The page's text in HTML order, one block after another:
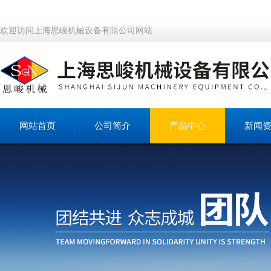
欢迎访问上海思峻机械设备有限公司网站
网站首页 公司简介 产品中心 新闻